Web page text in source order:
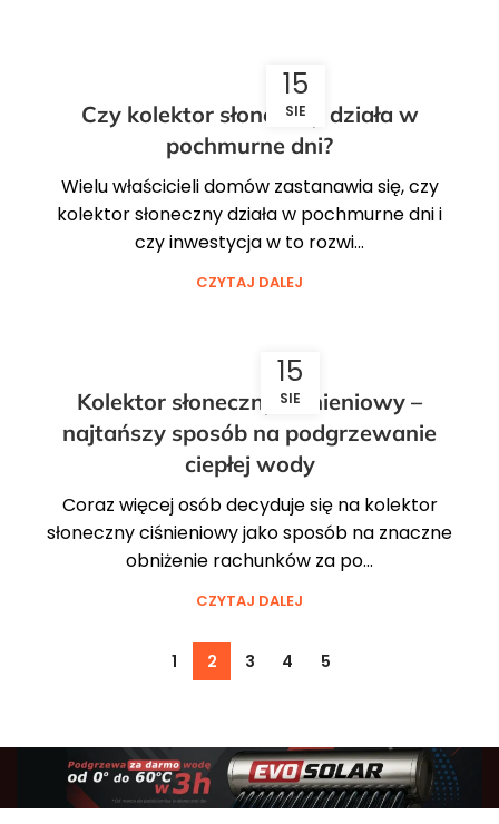
15
SIE
Czy kolektor słoneczny działa w
pochmurne dni?
Wielu właścicieli domów zastanawia się, czy
kolektor słoneczny działa w pochmurne dni i
czy inwestycja w to rozwi...
CZYTAJ DALEJ
15
SIE
Kolektor słoneczny ciśnieniowy –
najtańszy sposób na podgrzewanie
ciepłej wody
Coraz więcej osób decyduje się na kolektor
słoneczny ciśnieniowy jako sposób na znaczne
obniżenie rachunków za po...
CZYTAJ DALEJ
1 2 3 4 5